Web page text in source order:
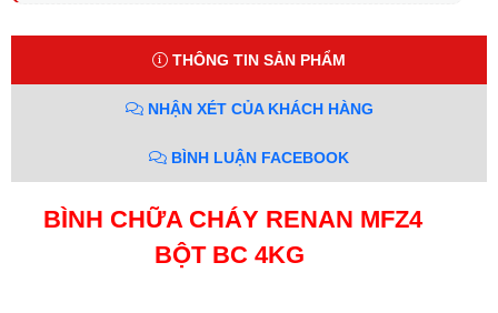
THÔNG TIN SẢN PHẨM
NHẬN XÉT CỦA KHÁCH HÀNG
BÌNH LUẬN FACEBOOK
BÌNH CHỮA CHÁY RENAN MFZ4
BỘT BC 4KG